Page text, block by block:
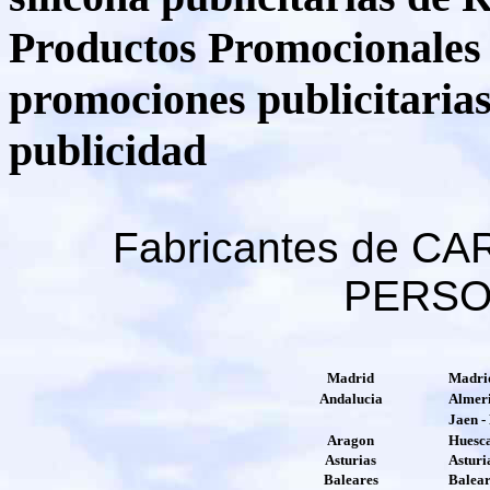
Productos
promociones
publicidad
Fabricantes de
Madrid
Andalucia
Jaen -
Aragon
Asturias
Baleares